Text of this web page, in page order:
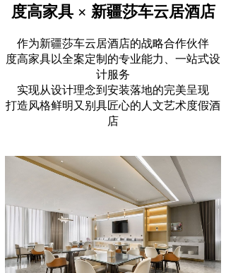
度高家具 × 新疆莎车云居酒店
作为新疆莎车云居酒店的战略合作伙伴
度高家具以全案定制的专业能力、一站式设
计服务
实现从设计理念到安装落地的完美呈现
打造风格鲜明又别具匠心的人文艺术度假酒
店